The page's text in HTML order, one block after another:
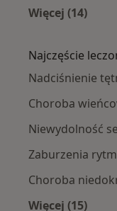
Więcej (14)
Najczęście
Nadciśnienie
Choroba
Niewydolność
Zaburzenia
Choroba
Więcej (15)